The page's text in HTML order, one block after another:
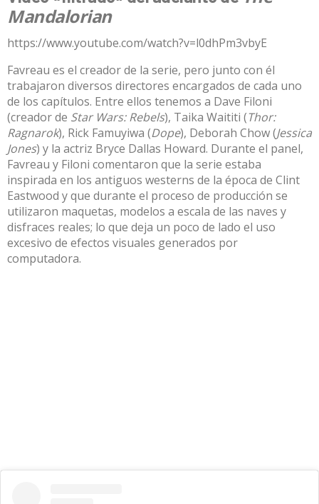
Mandalorian
https://www.youtube.com/watch?v=l0dhPm3vbyE
Favreau es el creador de la serie, pero junto con él
trabajaron diversos directores encargados de cada uno
de los capítulos. Entre ellos tenemos a Dave Filoni
(creador de Star Wars: Rebels), Taika Waititi (Thor:
Ragnarok), Rick Famuyiwa (Dope), Deborah Chow (Jessica
Jones) y la actriz Bryce Dallas Howard. Durante el panel,
Favreau y Filoni comentaron que la serie estaba
inspirada en los antiguos westerns de la época de Clint
Eastwood y que durante el proceso de producción se
utilizaron maquetas, modelos a escala de las naves y
disfraces reales; lo que deja un poco de lado el uso
excesivo de efectos visuales generados por
computadora.